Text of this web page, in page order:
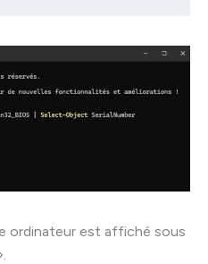
ordinateur est affiché sous